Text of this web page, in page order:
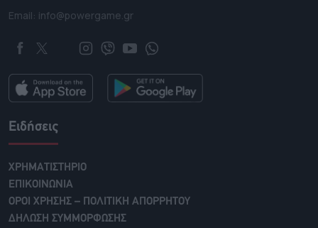
Email: info@powergame.gr
Ειδήσεις
ΧΡΗΜΑΤΙΣΤΗΡΙΟ
ΕΠΙΚΟΙΝΩΝΙΑ
ΟΡΟΙ ΧΡΗΣΗΣ – ΠΟΛΙΤΙΚΗ ΑΠΟΡΡΗΤΟΥ
ΔΗΛΩΣΗ ΣΥΜΜΟΡΦΩΣΗΣ